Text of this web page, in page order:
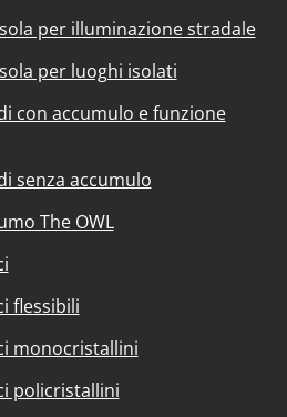
per illuminazione stradale
per luoghi isolati
con accumulo e funzione
senza accumulo
The OWL
flessibili
monocristallini
policristallini